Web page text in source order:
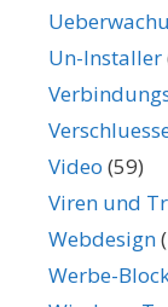
Un-Installer
Video (59)
Viren und
Webdesign
Werbe-